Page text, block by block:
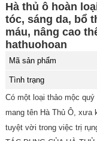
Hà thủ ô hoàn
tóc, sáng da, bổ
máu, nâng cao
hathuohoan
Mã sản phẩm
Tình trạng
Có một loại thảo mộc
mang tên Hà Thủ Ô, xưa
tuyệt vời trong việc trị